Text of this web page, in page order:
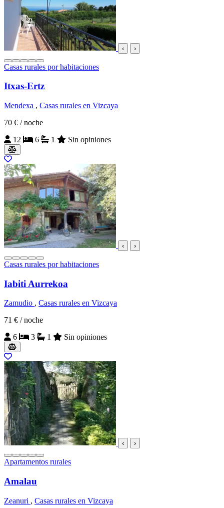
‹ ›
Casas rurales por habitaciones
Itxas-Ertz
Mendexa , Casas rurales en Vizcaya
70 € / noche
12
6 1 Sin opiniones
‹ ›
Casas rurales por habitaciones
Iabiti Aurrekoa
Zamudio , Casas rurales en Vizcaya
71 € / noche
6
3 1 Sin opiniones
‹ ›
Apartamentos rurales
Amalau
Zeanuri , Casas rurales en Vizcaya